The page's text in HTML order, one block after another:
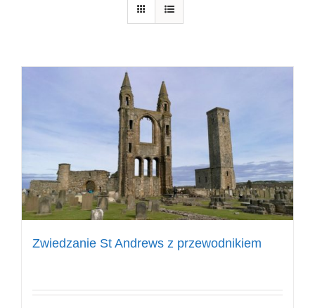
Zwiedzanie St Andrews z przewodnikiem